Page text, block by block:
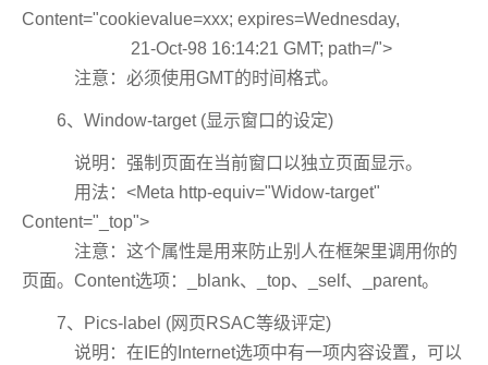
Content="cookievalue=xxx; expires=Wednesday,
21-Oct-98 16:14:21 GMT; path=/">
注意：必须使用GMT的时间格式。
6、Window-target (显示窗口的设定)
说明：强制页面在当前窗口以独立页面显示。
用法：<Meta http-equiv="Widow-target"
Content="_top">
注意：这个属性是用来防止别人在框架里调用你的
页面。Content选项：_blank、_top、_self、_parent。
7、Pics-label (网页RSAC等级评定)
说明：在IE的Internet选项中有一项内容设置，可以